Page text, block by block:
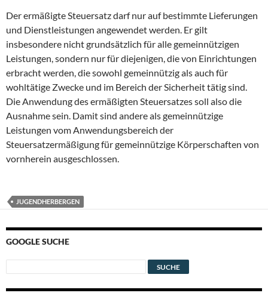
Der ermäßigte Steuersatz darf nur auf bestimmte Lieferungen
und Dienstleistungen angewendet werden. Er gilt
insbesondere nicht grundsätzlich für alle gemeinnützigen
Leistungen, sondern nur für diejenigen, die von Einrichtungen
erbracht werden, die sowohl gemeinnützig als auch für
wohltätige Zwecke und im Bereich der Sicherheit tätig sind.
Die Anwendung des ermäßigten Steuersatzes soll also die
Ausnahme sein. Damit sind andere als gemeinnützige
Leistungen vom Anwendungsbereich der
Steuersatzermäßigung für gemeinnützige Körperschaften von
vornherein ausgeschlossen.
JUGENDHERBERGEN
GOOGLE SUCHE